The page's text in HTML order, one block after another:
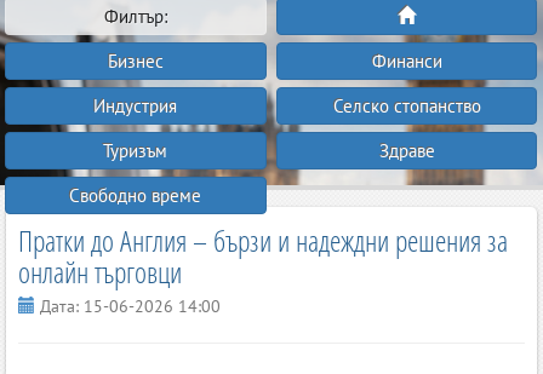
Филтър:
Бизнес
Финанси
Индустрия
Селско стопанство
Туризъм
Здраве
Свободно време
Пратки до Англия – бързи и надеждни решения за
онлайн търговци
Дата: 15-06-2026 14:00